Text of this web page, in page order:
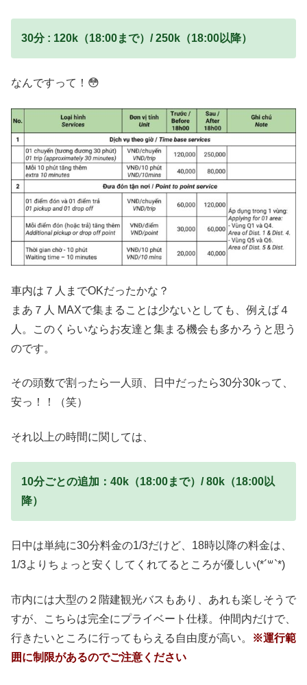
30分 : 120k（18:00まで）/ 250k（18:00以降）
なんですって！😳
車内は７人までOKだったかな？
まあ７人 MAXで集まることは少ないとしても、例えば４
人。このくらいならお友達と集まる機会も多かろうと思う
のです。
その頭数で割ったら一人頭、日中だったら30分30kって、
安っ！！（笑）
それ以上の時間に関しては、
10分ごとの追加：40k（18:00まで）/ 80k（18:00以
降）
日中は単純に30分料金の1/3だけど、18時以降の料金は、
1/3よりちょっと安くしてくれてるところが優しい(*´꒳`*)
市内には大型の２階建観光バスもあり、あれも楽しそうで
すが、こちらは完全にプライベート仕様。仲間内だけで、
行きたいところに行ってもらえる自由度が高い。
※運行範
囲に制限があるのでご注意ください